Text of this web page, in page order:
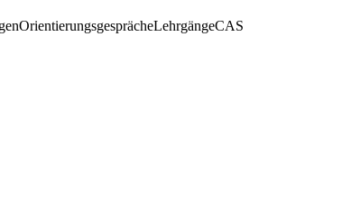
OrientierungsgesprächeLehrgängeCAS